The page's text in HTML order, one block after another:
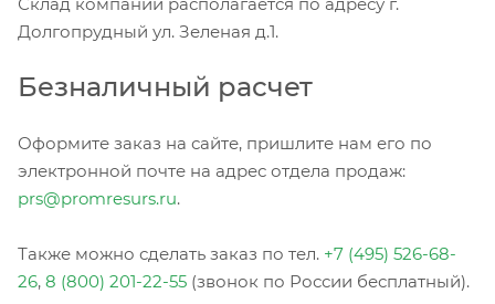
Склад компании располагается по адресу г.
Долгопрудный ул. Зеленая д.1.
Безналичный расчет
Оформите заказ на сайте, пришлите нам его по
электронной почте на адрес отдела продаж:
prs@promresurs.ru.
Также можно сделать заказ по тел. +7 (495) 526-68-
26, 8 (800) 201-22-55 (звонок по России бесплатный).